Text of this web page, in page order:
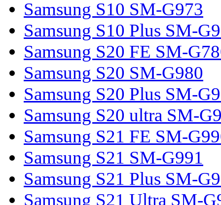
Samsung S10 SM-G973
Samsung S10 Plus SM-
Samsung S20 FE SM-
Samsung S20 SM-G980
Samsung S20 Plus SM-
Samsung S20 ultra SM-
Samsung S21 FE SM-
Samsung S21 SM-G991
Samsung S21 Plus SM-
Samsung S21 Ultra SM-